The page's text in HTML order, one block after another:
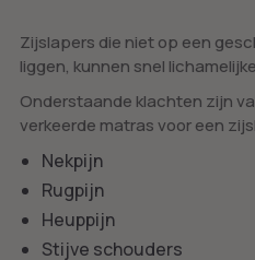
Zijslapers die niet op een
liggen, kunnen snel
Onderstaande klachten zijn
verkeerde matras voor een
Nekpijn
Rugpijn
Heuppijn
Stijve schouders